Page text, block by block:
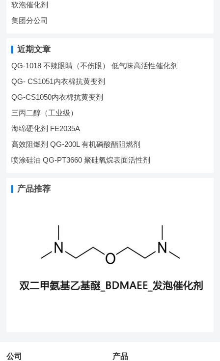
软泡催化剂
集团分公司
近期文章
QG-1018 不辣眼睛（不伤眼） 低气味高活性催化剂
QG- CS1051内衣棉抗黄变剂
QG-CS1050内衣棉抗黄变剂
三丙二醇（工业级）
海绵硬化剂 FE2035A
高效阻燃剂 QG-200L 有机磷酸酯阻燃剂
喷涂硅油 QG-PT3660 聚硅氧烷表面活性剂
产品推荐
公司 产品